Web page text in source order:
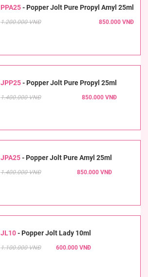
PPA25- Popper Jolt Pure Propyl Amyl 25ml
1.200.000 VNĐ 850.000 VNĐ
JPP25- Popper Jolt Pure Propyl 25ml
1.400.000 VNĐ 850.000 VNĐ
JPA25- Popper Jolt Pure Amyl 25ml
1.400.000 VNĐ 850.000 VNĐ
JL10- Popper Jolt Lady 10ml
1.100.000 VNĐ 600.000 VNĐ